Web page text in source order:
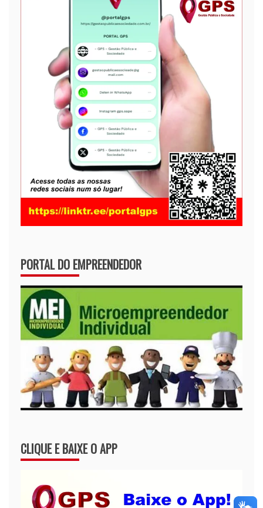
PORTAL DO EMPREENDEDOR
CLIQUE E BAIXE O APP